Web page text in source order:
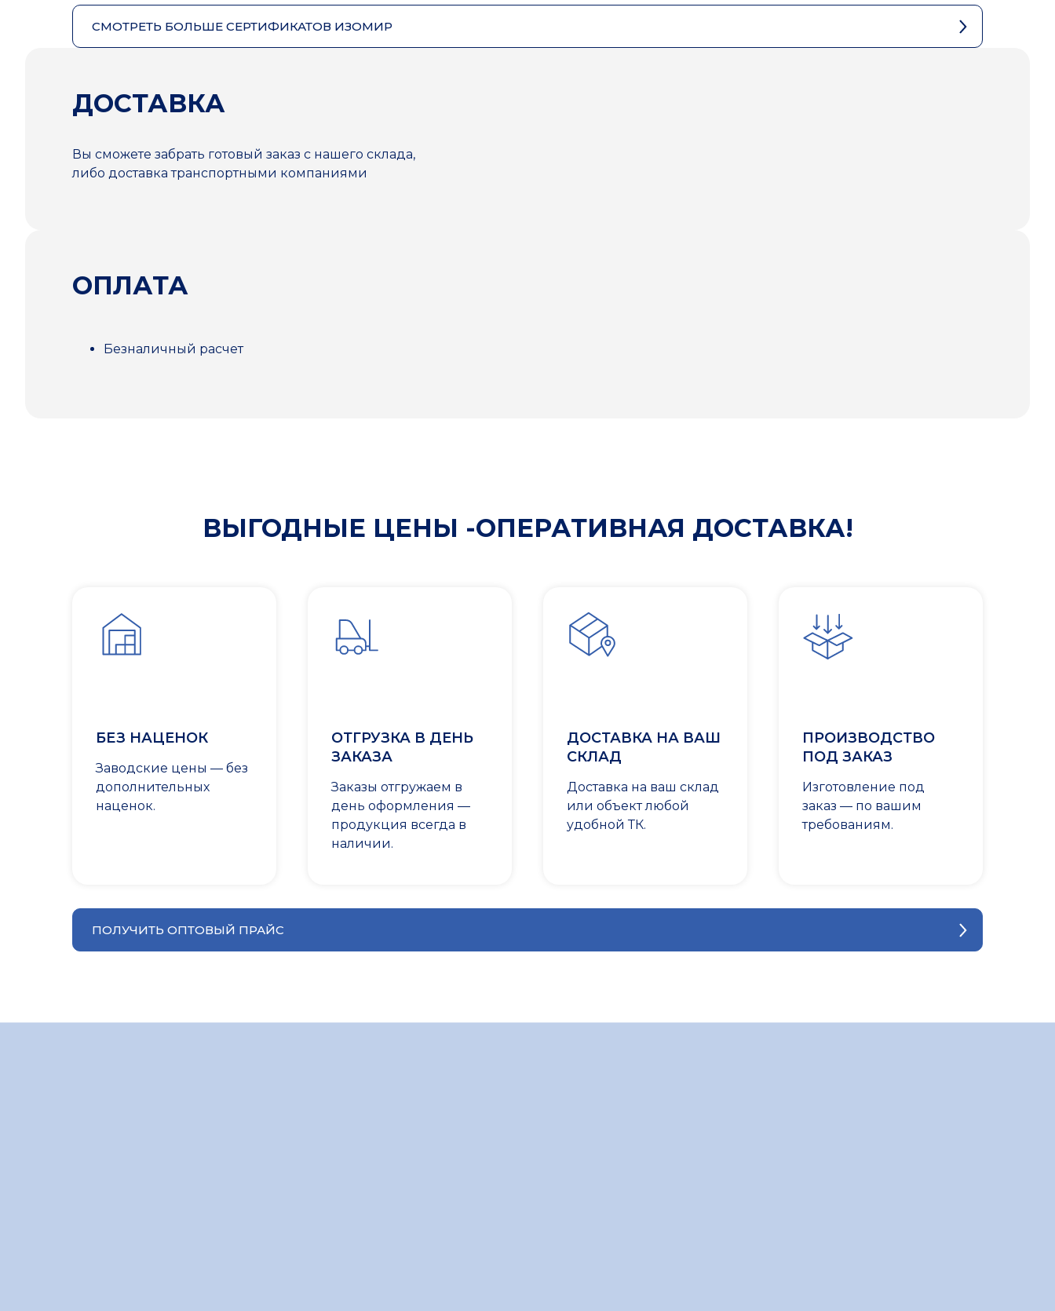
СМОТРЕТЬ БОЛЬШЕ СЕРТИФИКАТОВ ИЗОМИР
ДОСТАВКА
Вы сможете забрать готовый заказ с нашего склада,
либо доставка транспортными компаниями
ОПЛАТА
Безналичный расчет
ВЫГОДНЫЕ ЦЕНЫ -ОПЕРАТИВНАЯ ДОСТАВКА!
БЕЗ НАЦЕНОК
Заводские цены — без
дополнительных
наценок.
ОТГРУЗКА В ДЕНЬ
ЗАКАЗА
Заказы отгружаем в
день оформления —
продукция всегда в
наличии.
ДОСТАВКА НА ВАШ
СКЛАД
Доставка на ваш склад
или объект любой
удобной ТК.
ПРОИЗВОДСТВО
ПОД ЗАКАЗ
Изготовление под
заказ — по вашим
требованиям.
ПОЛУЧИТЬ ОПТОВЫЙ ПРАЙС